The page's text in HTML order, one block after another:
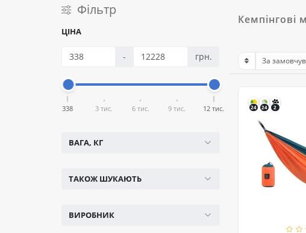
Фільтр
ЦІНА
- грн.
338 3 тис. 6 тис. 9 тис. 12 тис.
ВАГА, КГ
ТАКОЖ ШУКАЮТЬ
ВИРОБНИК
Кемпінгові
24 24 2